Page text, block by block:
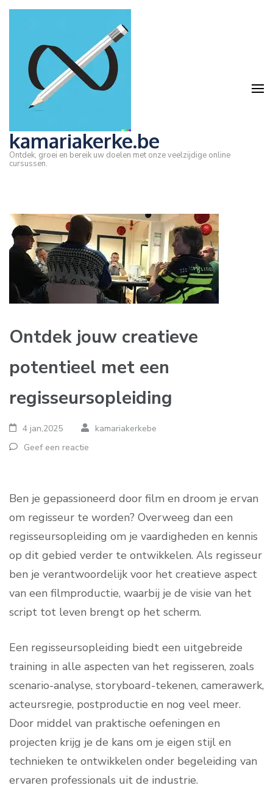
Ga
Enter)
kamariakerke.be
Ontdek, groei en bereik uw doelen met onze veelzijdige online
cursussen.
Ontdek jouw creatieve
potentieel met een
regisseursopleiding
4 jan,2025
kamariakerkebe
Geef een reactie
Ben je gepassioneerd door film en droom je ervan
om regisseur te worden? Overweeg dan een
regisseursopleiding om je vaardigheden en kennis
op dit gebied verder te ontwikkelen. Als regisseur
ben je verantwoordelijk voor het creatieve aspect
van een filmproductie, waarbij je de visie van het
script tot leven brengt op het scherm.
Een regisseursopleiding biedt een uitgebreide
training in alle aspecten van het regisseren, zoals
scenario-analyse, storyboard-tekenen, camerawerk,
acteursregie, postproductie en nog veel meer.
Door middel van praktische oefeningen en
projecten krijg je de kans om je eigen stijl en
technieken te ontwikkelen onder begeleiding van
ervaren professionals uit de industrie.